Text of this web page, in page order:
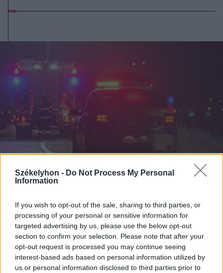
Székelyhon - Do Not Process My Personal
Information
If you wish to opt-out of the sale, sharing to third parties, or
processing of your personal or sensitive information for
targeted advertising by us, please use the below opt-out
section to confirm your selection. Please note that after your
opt-out request is processed you may continue seeing
interest-based ads based on personal information utilized by
us or personal information disclosed to third parties prior to
2024. február 04., vasárnap
Menekülés a lángoló panzióból:
többen kijutottak, egy alkalmazott
viszont a tetőtérben maradt és
meghalt